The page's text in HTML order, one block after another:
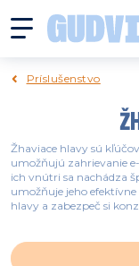
Príslušenstvo
Žhaviace hlavy sú
umožňujú zahrievanie
ich vnútri sa nachádza
umožňuje jeho
hlavy a zabezpeč si